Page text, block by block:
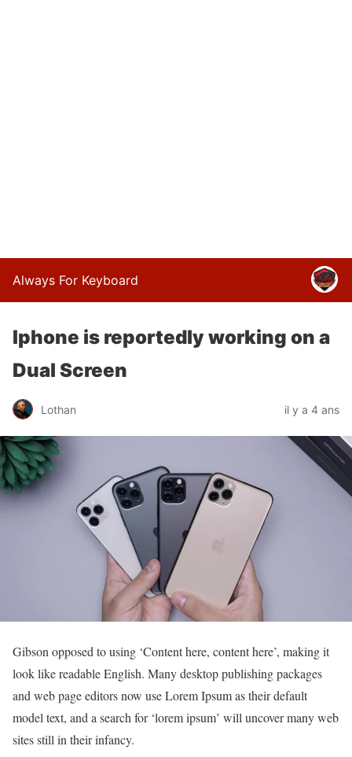
Always For Keyboard
Iphone is reportedly working on a
Dual Screen
Lothan il y a 4 ans
Gibson opposed to using ‘Content here, content here’, making it
look like readable English. Many desktop publishing packages
and web page editors now use Lorem Ipsum as their default
model text, and a search for ‘lorem ipsum’ will uncover many web
sites still in their infancy.